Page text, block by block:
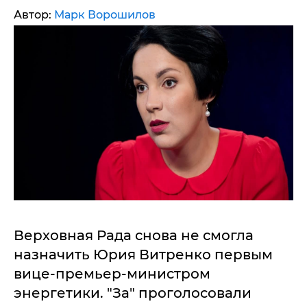
Автор: Марк Ворошилов
Верховная Рада снова не смогла
назначить Юрия Витренко первым
вице-премьер-министром
энергетики. "За" проголосовали